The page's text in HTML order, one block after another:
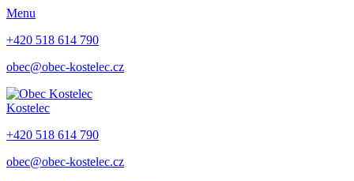
Menu
+420 518 614 790
obec@obec-kostelec.cz
Kostelec
+420 518 614 790
obec@obec-kostelec.cz